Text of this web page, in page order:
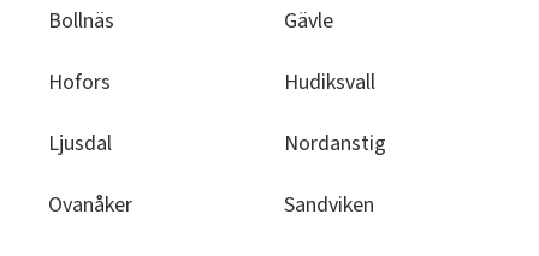
Bollnäs Gävle
Hofors Hudiksvall
Ljusdal Nordanstig
Ovanåker Sandviken